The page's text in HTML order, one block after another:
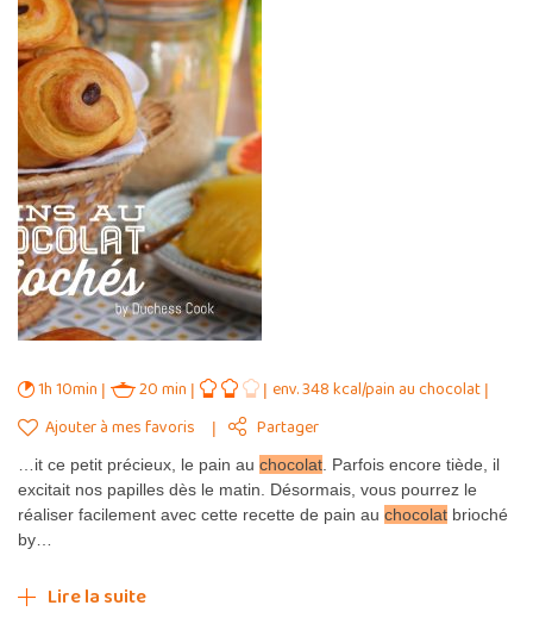
1h 10min 20 min
env. 348 kcal/pain au chocolat
Ajouter à mes favoris
Partager
…it ce petit précieux, le pain au chocolat . Parfois encore tiède, il
excitait nos papilles dès le matin. Désormais, vous pourrez le
réaliser facilement avec cette recette de pain au chocolat brioché
by…
Lire la suite